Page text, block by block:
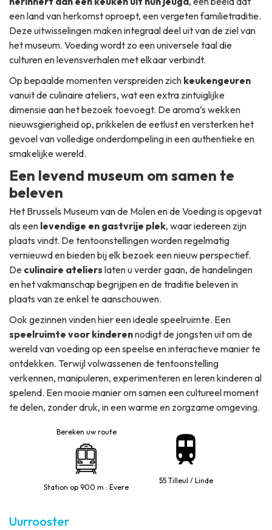
een land van herkomst oproept, een vergeten familietraditie.
Deze uitwisselingen maken integraal deel uit van de ziel van
het museum. Voeding wordt zo een universele taal die
culturen en levensverhalen met elkaar verbindt.
Op bepaalde momenten verspreiden zich keukengeuren
vanuit de culinaire ateliers, wat een extra zintuiglijke
dimensie aan het bezoek toevoegt. De aroma’s wekken
nieuwsgierigheid op, prikkelen de eetlust en versterken het
gevoel van volledige onderdompeling in een authentieke en
smakelijke wereld.
Een levend museum om samen te
beleven
Het Brussels Museum van de Molen en de Voeding is opgevat
als een levendige en gastvrije plek, waar iedereen zijn
plaats vindt. De tentoonstellingen worden regelmatig
vernieuwd en bieden bij elk bezoek een nieuw perspectief.
De culinaire ateliers laten u verder gaan, de handelingen
en het vakmanschap begrijpen en de traditie beleven in
plaats van ze enkel te aanschouwen.
Ook gezinnen vinden hier een ideale speelruimte. Een
speelruimte voor kinderennodigt de jongsten uit om de
wereld van voeding op een speelse en interactieve manier te
ontdekken. Terwijl volwassenen de tentoonstelling
verkennen, manipuleren, experimenteren en leren kinderen al
spelend. Een mooie manier om samen een cultureel moment
te delen, zonder druk, in een warme en zorgzame omgeving.
Bereken uw route
Station op 900 m : Evere
55 Tilleul / Linde
Uurrooster